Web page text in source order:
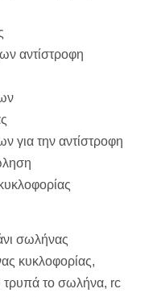
αντίστροφη
για την αντίστροφη
σωλήνας
κυκλοφορίας,
τρυπά το σωλήνα, rc